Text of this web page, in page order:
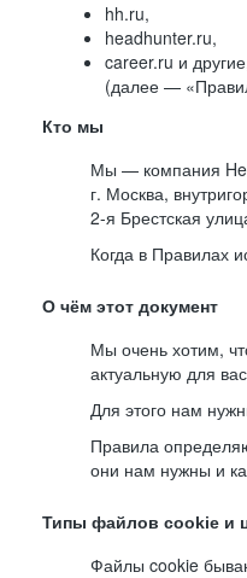
hh.ru,
headhunter.ru,
career.ru и
(далее —
Кто мы
Мы — компания
г. Москва,
2-я Брестская
Когда в Правилах
О чём этот документ
Мы очень хотим,
актуальную для
Для этого нам
Правила
они нам нужны и
Типы файлов cookie и
Файлы cookie